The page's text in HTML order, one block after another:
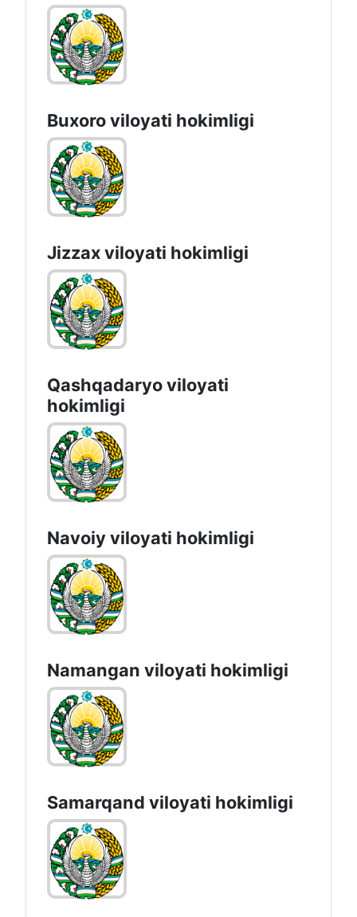
Buxoro viloyati hokimligi
Jizzах vilоyati hоkimligi
Qashqadaryo viloyati
hоkimligi
Navoiy vilоyati hоkimligi
Namangan vilоyati hоkimligi
Samarqand viloyati hokimligi